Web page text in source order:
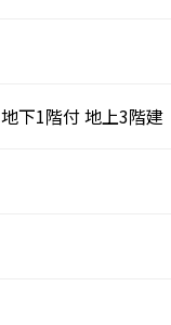
地下1階付地上3階建